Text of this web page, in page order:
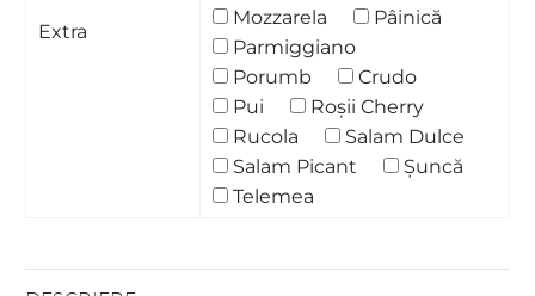
Extra
Mozzarela
Pâinică
Parmiggiano
Porumb
Crudo
Pui
Roșii Cherry
Rucola
Salam Dulce
Salam Picant
Șuncă
Telemea